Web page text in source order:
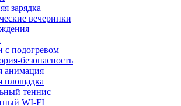
зарядка
вечеринки
с подогревом
безопасность
анимация
площадка
теннис
WI-FI